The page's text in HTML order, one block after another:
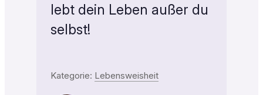
lebt dein Leben außer du
selbst!
Kategorie: Lebensweisheit